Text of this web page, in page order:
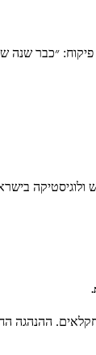
״כבר שנה
מפגשים שבועיים
ההנהגה